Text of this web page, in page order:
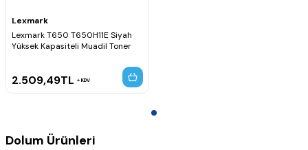
Lexmark
Lexmark T650 T650H11E Siyah
Yüksek Kapasiteli Muadil Toner
2.509,49TL KDV
Dolum Ürünleri